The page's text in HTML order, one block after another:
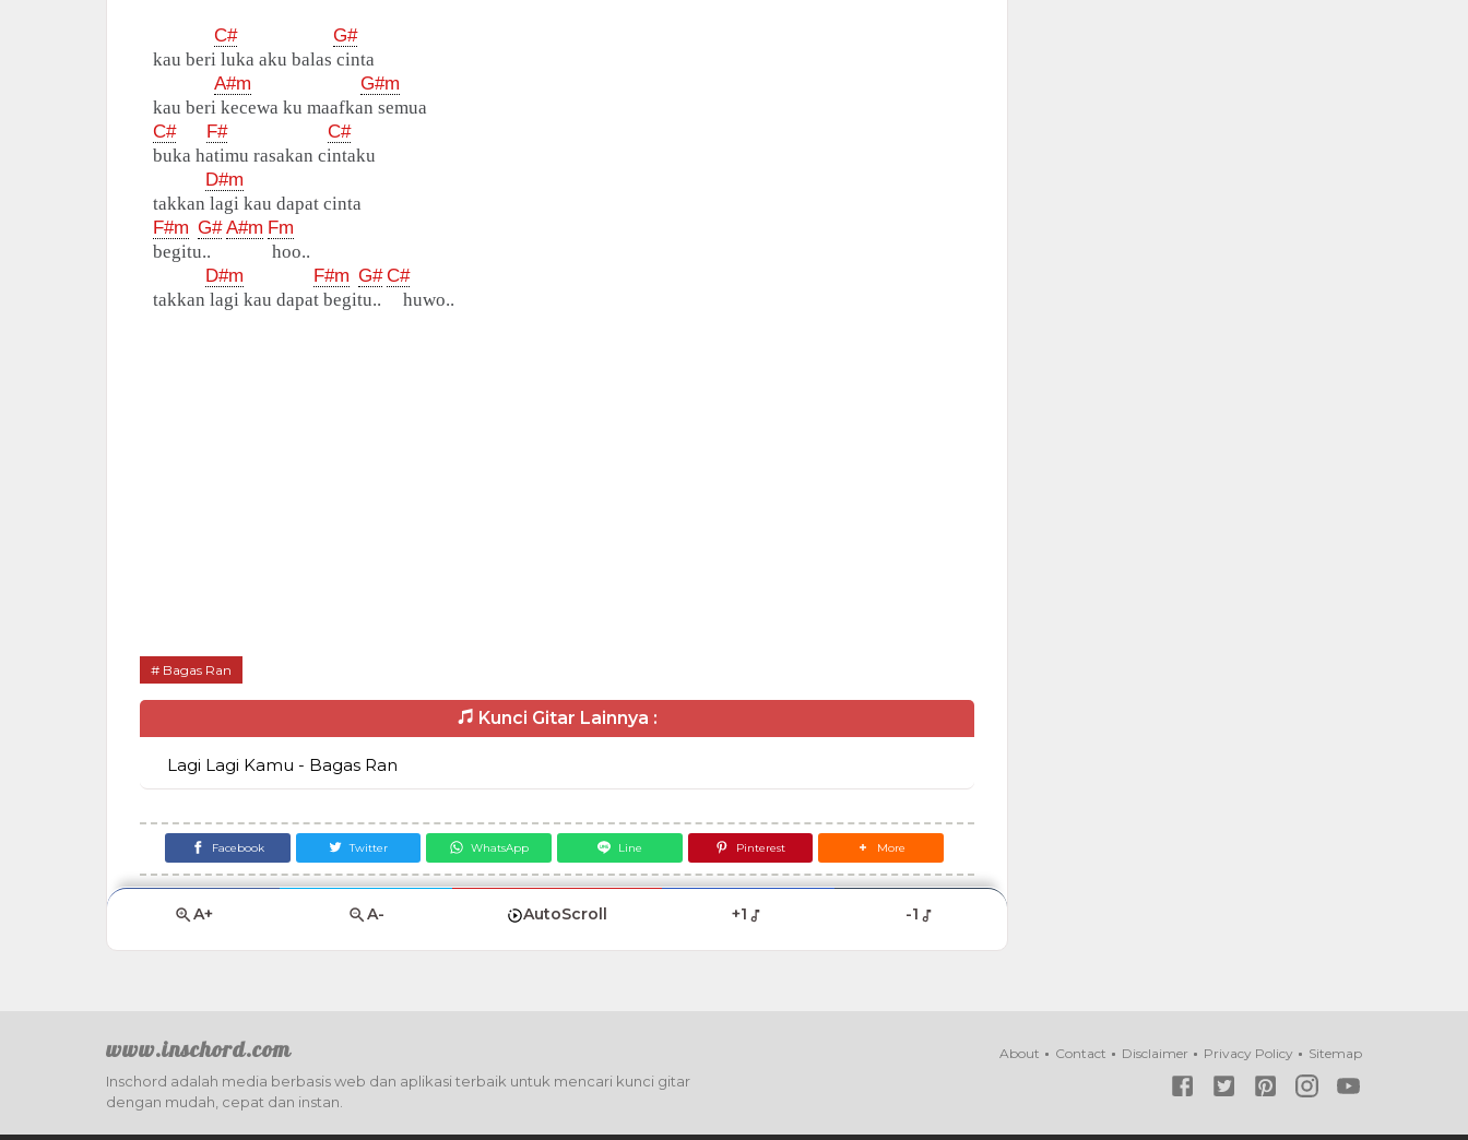
C#
G#
kau beri luka aku balas cinta
A#m
G#m
kau beri kecewa ku maafkan semua
C#
F#
C#
buka hatimu rasakan cintaku
D#m
takkan lagi kau dapat cinta
F#m G# A#m Fm
begitu.. hoo..
D#m
F#m G# C#
takkan lagi kau dapat begitu.. huwo..
Bagas Ran
Kunci Gitar Lainnya :
Lagi Lagi Kamu - Bagas Ran
Facebook Twitter WhatsApp Line Pinterest More
A+ A- AutoScroll +1 -1
www.inschord.com
Inschord adalah media berbasis web dan aplikasi terbaik untuk mencari kunci gitar
dengan mudah, cepat dan instan.
About Contact Disclaimer Privacy Policy Sitemap